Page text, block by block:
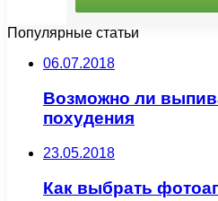
Популярные статьи
06.07.2018
Возможно ли
похудения
23.05.2018
Как выбрать